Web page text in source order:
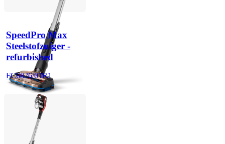
SpeedPro Max
Steelstofzuiger -
refurbished
FC6826/01R1